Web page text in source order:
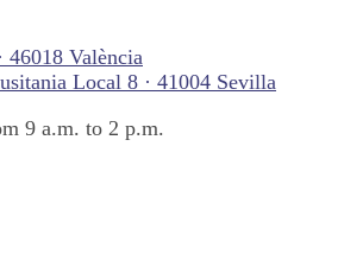
46018 València
Local 8 · 41004 Sevilla
9 a.m. to 2 p.m.